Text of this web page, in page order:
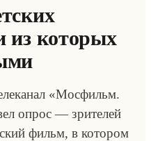
из которых
«Мосфильм.
опрос — зрителей
фильм, в котором